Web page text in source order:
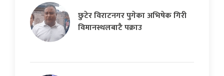
छुटेर विराटनगर पुगेका अभिषेक गिरी
विमानस्थलबाटै पक्राउ